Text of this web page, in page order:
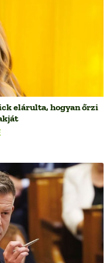
elárulta, hogyan őrzi